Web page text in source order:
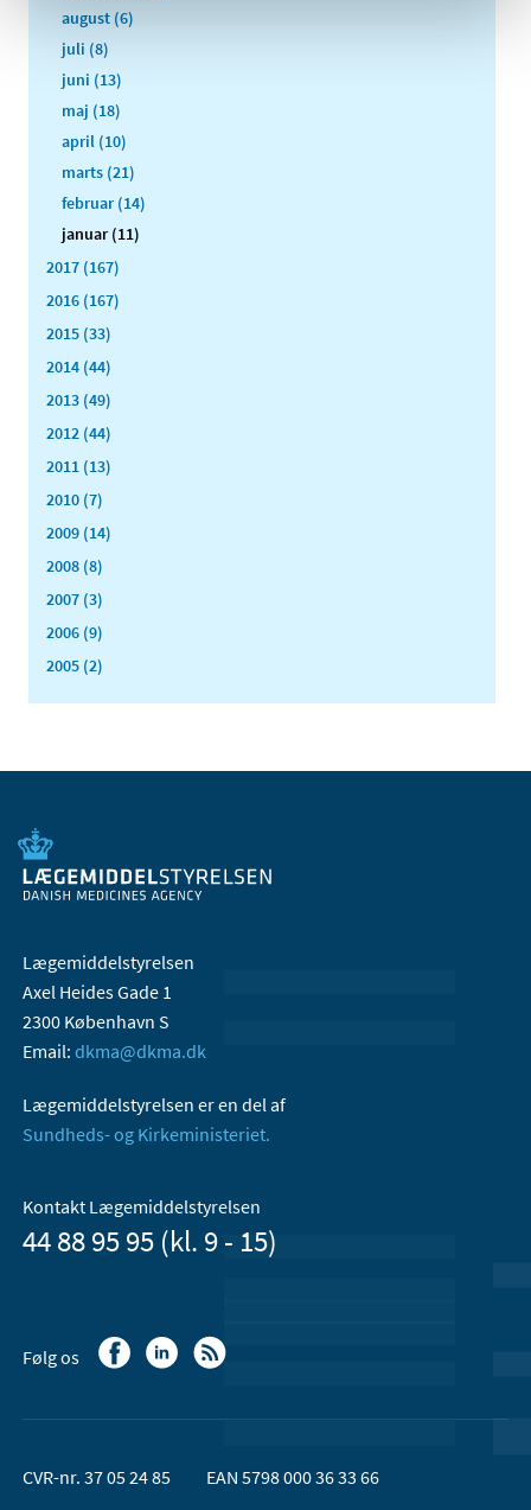
august (6)
juli (8)
juni (13)
maj (18)
april (10)
marts (21)
februar (14)
januar (11)
2017 (167)
2016 (167)
2015 (33)
2014 (44)
2013 (49)
2012 (44)
2011 (13)
2010 (7)
2009 (14)
2008 (8)
2007 (3)
2006 (9)
2005 (2)
Lægemiddelstyrelsen
Axel Heides Gade 1
2300 København S
Email: dkma@dkma.dk
Lægemiddelstyrelsen er en del af
Sundheds- og Kirkeministeriet.
Kontakt Lægemiddelstyrelsen
44 88 95 95 (kl. 9 - 15)
Følg os
CVR-nr. 37 05 24 85 EAN 5798 000 36 33 66